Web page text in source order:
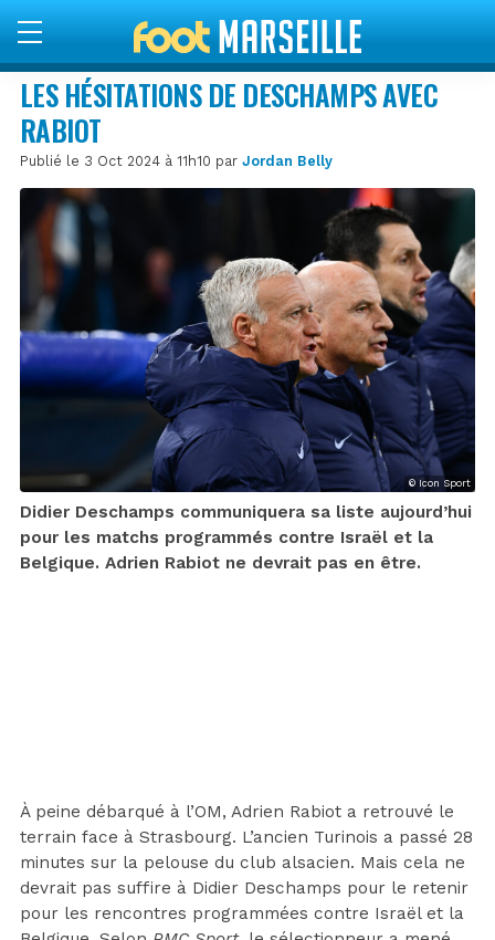
LES HÉSITATIONS DE DESCHAMPS AVEC
RABIOT
Publié le 3 Oct 2024 à 11h10 par Jordan Belly
© Icon Sport
Didier Deschamps communiquera sa liste aujourd’hui
pour les matchs programmés contre Israël et la
Belgique. Adrien Rabiot ne devrait pas en être.
À peine débarqué à l’OM, Adrien Rabiot a retrouvé le
terrain face à Strasbourg. L’ancien Turinois a passé 28
minutes sur la pelouse du club alsacien. Mais cela ne
devrait pas suffire à Didier Deschamps pour le retenir
pour les rencontres programmées contre Israël et la